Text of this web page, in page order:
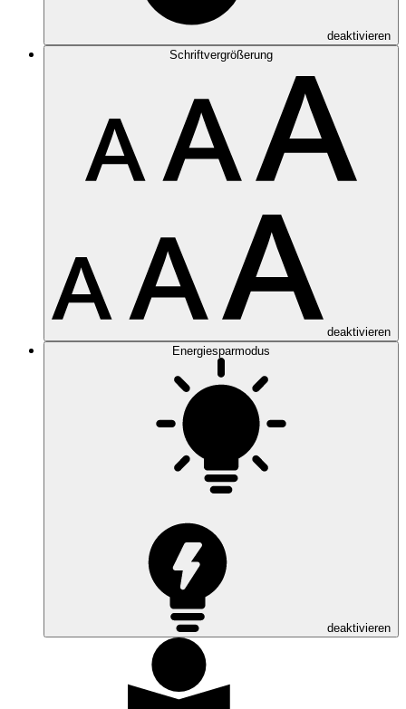
deaktivieren
Schriftvergrößerung
deaktivieren
Energiesparmodus
deaktivieren